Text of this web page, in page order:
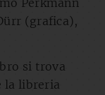
(grafica),
si trova
la libreria